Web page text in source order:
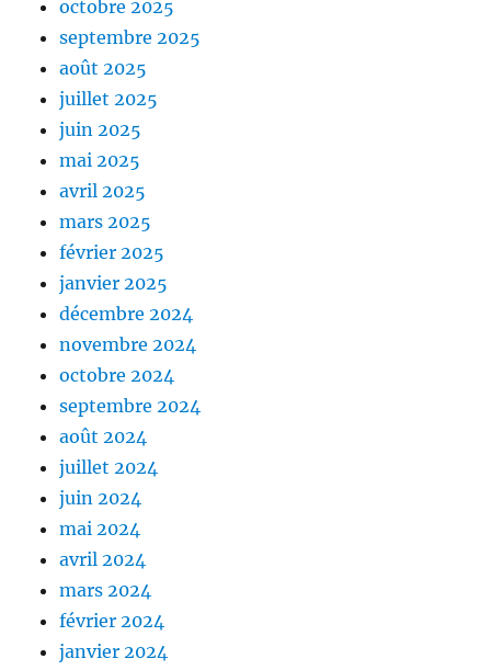
octobre 2025
septembre 2025
août 2025
juillet 2025
juin 2025
mai 2025
avril 2025
mars 2025
février 2025
janvier 2025
décembre 2024
novembre 2024
octobre 2024
septembre 2024
août 2024
juillet 2024
juin 2024
mai 2024
avril 2024
mars 2024
février 2024
janvier 2024